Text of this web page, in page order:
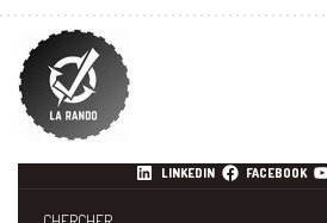
LINKEDIN FACEBOOK